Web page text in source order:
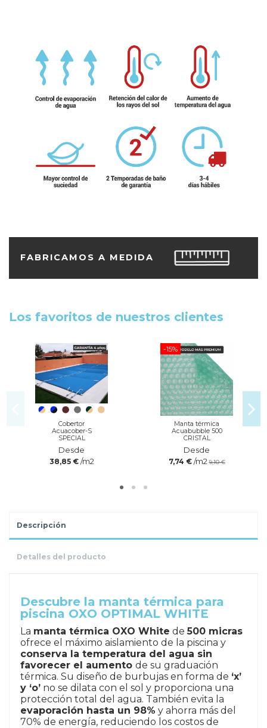
FABRICAMOS A MEDIDA
Los favoritos de nuestros clientes
Cobertor
Acuacober-S
SPECIAL
Desde
38,85 € /m2
-15%
Manta térmica
Acuabubble 500
CRISTAL
Desde
7,74 € /m2 9,10 €
Descripción
Detalles del producto
Descubre la manta térmica para
piscina OXO OPTIMAL WHITE
La manta térmica OXO White de500 micras
ofrece el máximo aislamiento de la piscina y
conserva la temperatura del agua sin
favorecer el aumento de su graduación
térmica. Su diseño de burbujas en forma de ‘x’
y ‘o’ no se dilata con el sol y proporciona una
protección total del agua. También evita la
evaporación hasta un 98% y ahorra más del
70% de energía, reduciendo los costos de